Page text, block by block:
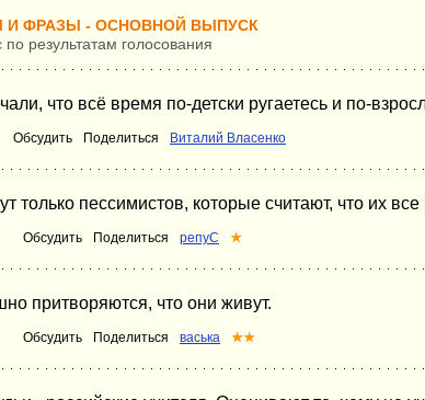
ФРАЗЫ - ОСНОВНОЙ ВЫПУСК
результатам голосования
что всё время по-детски ругаетесь и по-
Обсудить Поделиться Виталий Власенко
только пессимистов, которые считают, что их
Обсудить Поделиться репуС ★
притворяются, что они живут.
Обсудить Поделиться васька ★★